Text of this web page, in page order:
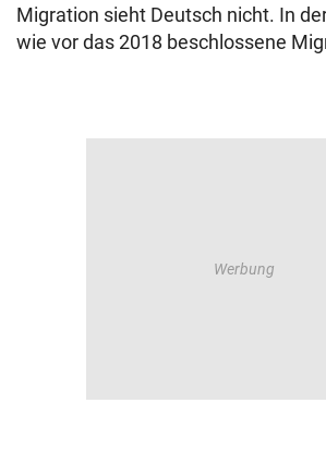
Migration sieht Deutsch nicht. In
wie vor das 2018 beschlossene